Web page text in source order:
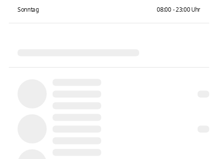
Sonntag 08:00 - 23:00 Uhr